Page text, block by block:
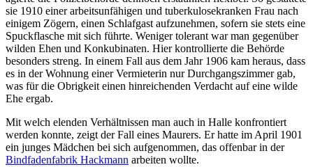
sie 1910 einer arbeitsunfähigen und tuberkulosekranken Frau nach
einigem Zögern, einen Schlafgast aufzunehmen, sofern sie stets eine
Spuckflasche mit sich führte. Weniger tolerant war man gegenüber
wilden Ehen und Konkubinaten. Hier kontrollierte die Behörde
besonders streng. In einem Fall aus dem Jahr 1906 kam heraus, dass
es in der Wohnung einer Vermieterin nur Durchgangszimmer gab,
was für die Obrigkeit einen hinreichenden Verdacht auf eine wilde
Ehe ergab.
Mit welch elenden Verhältnissen man auch in Halle konfrontiert
werden konnte, zeigt der Fall eines Maurers. Er hatte im April 1901
ein junges Mädchen bei sich aufgenommen, das offenbar in der
Bindfadenfabrik Hackmann arbeiten wollte.